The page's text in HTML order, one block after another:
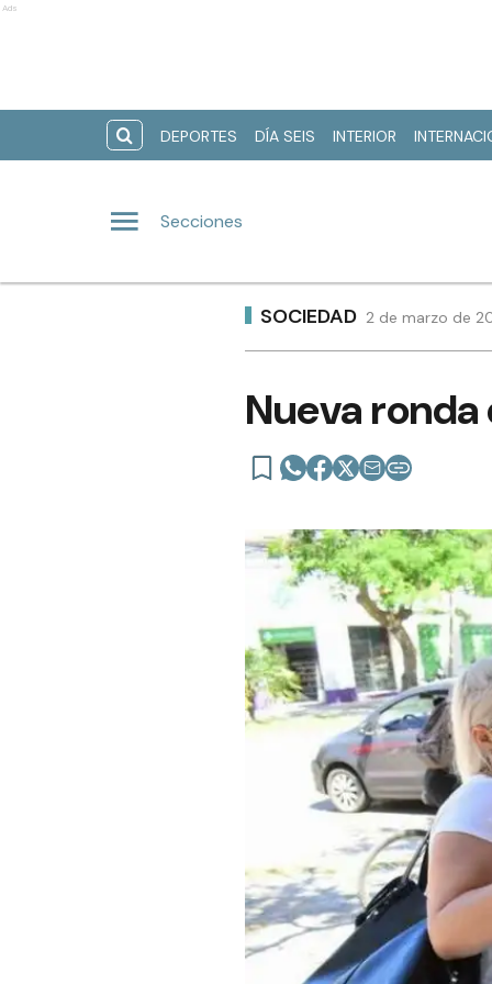
Ads
DEPORTES DÍA SEIS INTERIOR
Secciones
SOCIEDAD 2 de marzo de
Nueva